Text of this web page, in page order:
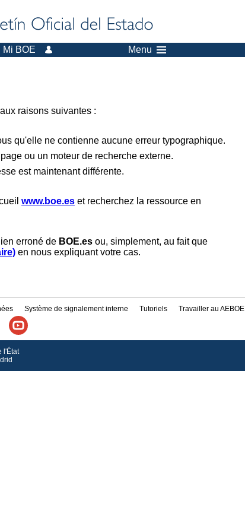
Mi BOE Menu
raisons suivantes :
qu'elle ne contienne aucune erreur typographique.
ou un moteur de recherche externe.
est maintenant différente.
www.boe.es et recherchez la ressource en
erroné de BOE.es ou, simplement, au fait que
en nous expliquant votre cas.
Système de signalement interne Tutoriels Travailler au AEBOE
l'État